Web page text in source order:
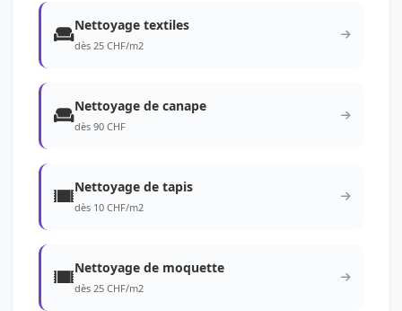
Nettoyage textiles
dès 25 CHF/m2
Nettoyage de canape
dès 90 CHF
Nettoyage de tapis
dès 10 CHF/m2
Nettoyage de moquette
dès 25 CHF/m2